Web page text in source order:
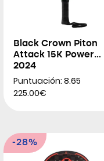
Black Crown Piton
Attack 15K Power
2024
Puntuación: 8.65
225.00€
-28%